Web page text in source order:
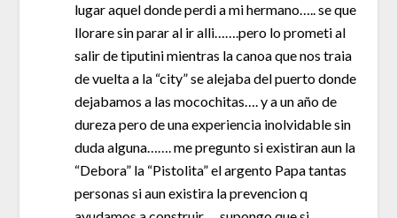
lugar aquel donde perdi a mi hermano….. se que
llorare sin parar al ir alli…….pero lo prometi al
salir de tiputini mientras la canoa que nos traia
de vuelta a la “city” se alejaba del puerto donde
dejabamos a las mocochitas…. y a un año de
dureza pero de una experiencia inolvidable sin
duda alguna……. me pregunto si existiran aun la
“Debora” la “Pistolita” el argento Papa tantas
personas si aun existira la prevencion q